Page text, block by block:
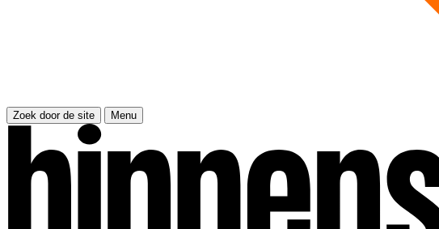
Zoek door de site Menu